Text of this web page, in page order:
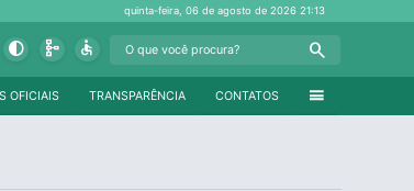
quinta-feira, 06 de agosto de 2026 21:13
Contrast Schema Accessible Search
menu
CONTATOS
TRANSPARÊNCIA
OFICIAIS